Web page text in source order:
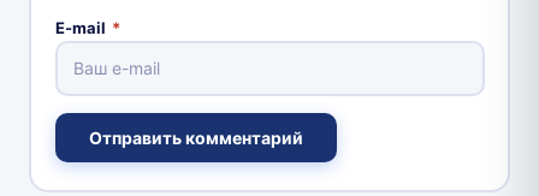
E-mail *
Отправить комментарий